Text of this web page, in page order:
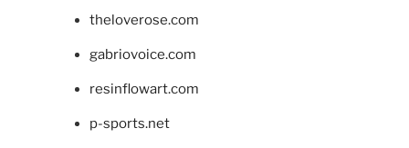
theloverose.com
gabriovoice.com
resinflowart.com
p-sports.net